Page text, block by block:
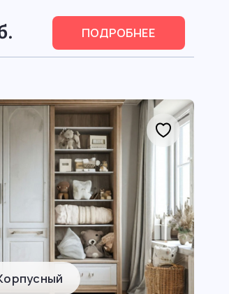
ПОДРОБНЕЕ